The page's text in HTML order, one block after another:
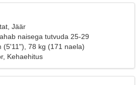
Jäär
naisega tutvuda 25-29
(5'11"), 78 kg (171 naela)
Kehaehitus